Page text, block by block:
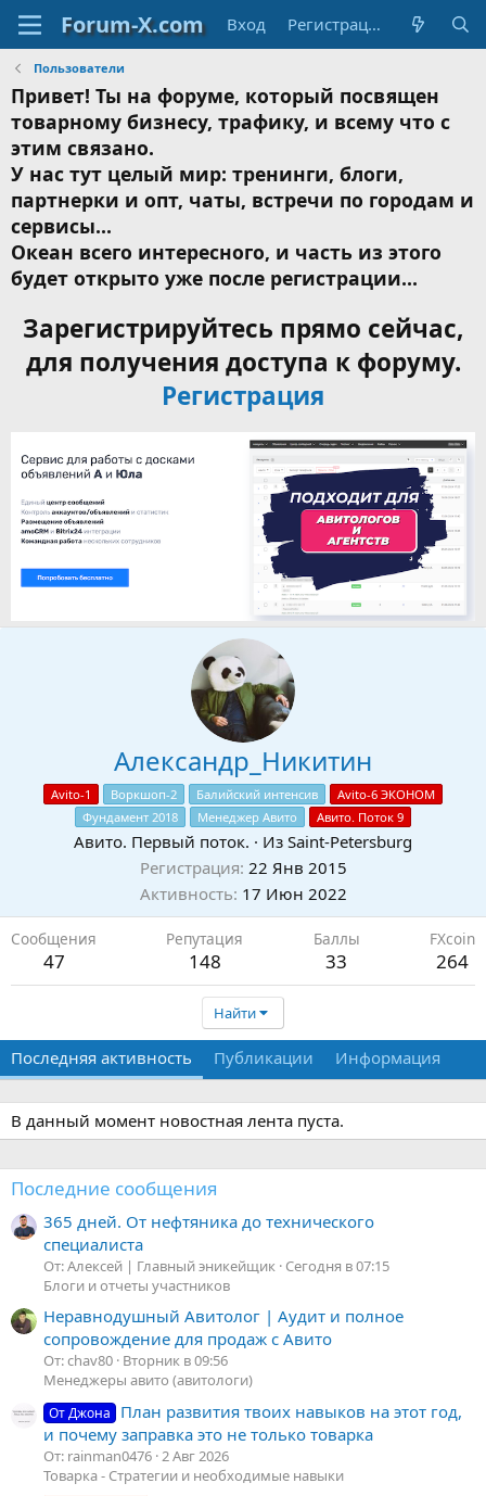
Вход Регистрация
Пользователи
Привет! Ты на форуме, который посвящен
товарному бизнесу, трафику, и всему что с
этим связано.
У нас тут целый мир: тренинги, блоги,
партнерки и опт, чаты, встречи по городам и
сервисы...
Океан всего интересного, и часть из этого
будет открыто уже после регистрации...
Зарегистрируйтесь прямо сейчас,
для получения доступа к форуму.
Регистрация
Александр_Никитин
Avito-1 Воркшоп-2 Балийский интенсив
Avito-6 ЭКОНОМ
Фундамент 2018
Менеджер Авито Авито. Поток 9
Авито. Первый поток. · Из Saint-Petersburg
Регистрация 22 Янв 2015
Активность 17 Июн 2022
Сообщения
47
Репутация
148
Баллы
33
FXсoin
264
Найти
Последняя активность Публикации Информация
В данный момент новостная лента пуста.
Последние сообщения
365 дней. От нефтяника до технического
специалиста
От: Алексей | Главный эникейщик Сегодня в 07:15
Блоги и отчеты участников
Неравнодушный Авитолог | Аудит и полное
сопровождение для продаж с Авито
От: chav80 Вторник в 09:56
Менеджеры авито (авитологи)
От Джона
План развития твоих навыков на этот год,
и почему заправка это не только товарка
От: rainman0476 2 Авг 2026
Товарка - Стратегии и необходимые навыки